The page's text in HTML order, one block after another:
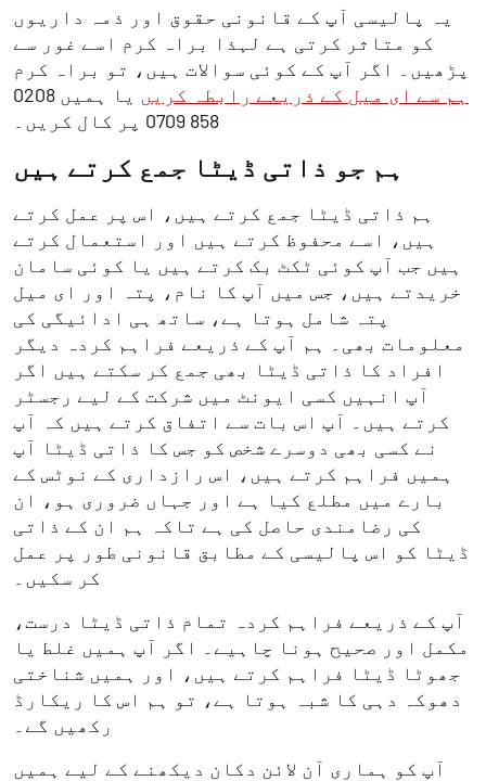
یہ پالیسی آپ کے قانونی حقوق اور ذمہ داریوں
کو متاثر کرتی ہے لہذا براہ کرم اسے غور سے
پڑھیں۔ اگر آپ کے کوئی سوالات ہیں، تو براہ کرم
ہم سے ای میل کے ذریعے رابطہ کریں
یا ہمیں 0208
858 0709 پر کال کریں۔
ہم جو ذاتی ڈیٹا جمع کرتے ہیں
ہم ذاتی ڈیٹا جمع کرتے ہیں، اس پر عمل کرتے
ہیں، اسے محفوظ کرتے ہیں اور استعمال کرتے
ہیں جب آپ کوئی ٹکٹ بک کرتے ہیں یا کوئی سامان
خریدتے ہیں، جس میں آپ کا نام، پتہ اور ای میل
پتہ شامل ہوتا ہے، ساتھ ہی ادائیگی کی
معلومات بھی۔ ہم آپ کے ذریعے فراہم کردہ دیگر
افراد کا ذاتی ڈیٹا بھی جمع کر سکتے ہیں اگر
آپ انہیں کسی ایونٹ میں شرکت کے لیے رجسٹر
کرتے ہیں۔ آپ اس بات سے اتفاق کرتے ہیں کہ آپ
نے کسی بھی دوسرے شخص کو جس کا ذاتی ڈیٹا آپ
ہمیں فراہم کرتے ہیں، اس رازداری کے نوٹس کے
بارے میں مطلع کیا ہے اور جہاں ضروری ہو، ان
کی رضامندی حاصل کی ہے تاکہ ہم ان کے ذاتی
ڈیٹا کو اس پالیسی کے مطابق قانونی طور پر عمل
کر سکیں۔
آپ کے ذریعے فراہم کردہ تمام ذاتی ڈیٹا درست،
مکمل اور صحیح ہونا چاہیے۔ اگر آپ ہمیں غلط یا
جھوٹا ڈیٹا فراہم کرتے ہیں، اور ہمیں شناختی
دھوکہ دہی کا شبہ ہوتا ہے، تو ہم اس کا ریکارڈ
رکھیں گے۔
آپ کو ہماری آن لائن دکان دیکھنے کے لیے ہمیں